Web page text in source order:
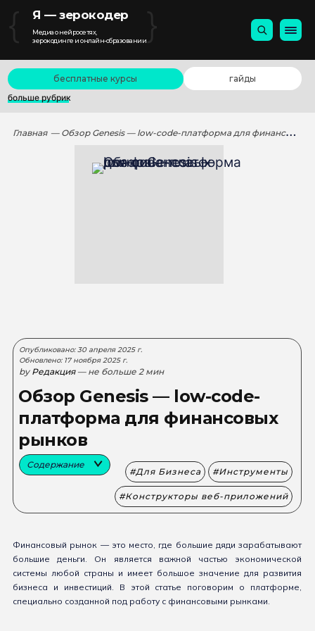
{ Я — зерокодер
Медиа о нейросетях,
зерокодинге и онлайн-образовании}
бесплатные курсы
гайды
больше рубрик
Главная — Обзор Genesis — low-code-платформа для финансовых рынков
Опубликовано: 30 апреля 2025 г.
Обновлено: 17 ноября 2025 г.
by Редакция — не больше 2 мин
Обзор Genesis — low-code-
платформа для финансовых
рынков
Содержание
Для Бизнеса Инструменты
Конструкторы веб-приложений
Финансовый рынок — это место, где большие дяди зарабатывают
большие деньги. Он является важной частью экономической
системы любой страны и имеет большое значение для развития
бизнеса и инвестиций. В этой статье поговорим о платформе,
специально созданной под работу с финансовыми рынками.